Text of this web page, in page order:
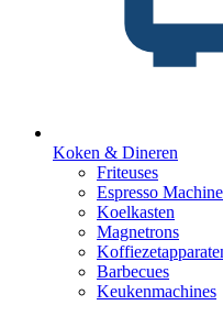
Koken & Dineren
Friteuses
Espresso
Koelkasten
Magnetrons
Barbecues
Keukenmachines